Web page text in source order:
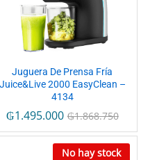
Juguera De Prensa Fría
Juice&Live 2000 EasyClean –
4134
₲1.495.000 ₲1.868.750
No hay stock